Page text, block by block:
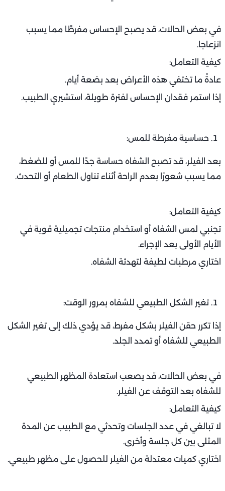
في بعض الحالات، قد يصبح الإحساس مفرطًا مما يسبب
انزعاجًا.
كيفية التعامل:
عادةً ما تختفي هذه الأعراض بعد بضعة أيام.
إذا استمر فقدان الإحساس لفترة طويلة، استشيري الطبيب.
حساسية مفرطة للمس:
بعد الفيلر، قد تصبح الشفاه حساسة جدًا للمس أو للضغط،
مما يسبب شعورًا بعدم الراحة أثناء تناول الطعام أو التحدث.
كيفية التعامل:
تجنبي لمس الشفاه أو استخدام منتجات تجميلية قوية في
الأيام الأولى بعد الإجراء.
اختاري مرطبات لطيفة لتهدئة الشفاه.
تغير الشكل الطبيعي للشفاه بمرور الوقت:
إذا تكرر حقن الفيلر بشكل مفرط، قد يؤدي ذلك إلى تغير الشكل
الطبيعي للشفاه أو تمدد الجلد.
في بعض الحالات، قد يصعب استعادة المظهر الطبيعي
للشفاه بعد التوقف عن الفيلر.
كيفية التعامل:
لا تبالغي في عدد الجلسات وتحدثي مع الطبيب عن المدة
المثلى بين كل جلسة وأخرى.
اختاري كميات معتدلة من الفيلر للحصول على مظهر طبيعي.